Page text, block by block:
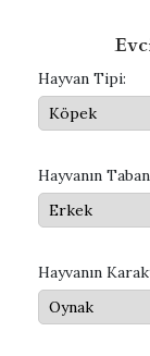
Hayvan Tipi:
Hayvanın
Hayvanın